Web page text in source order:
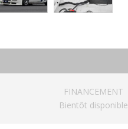
FINANCEMENT
Bientôt disponible